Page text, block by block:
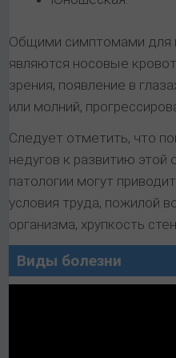
Общими симптомами для
являются носовые
зрения, появление в
или молний,
Следует отметить, что
недугов к развитию этой
патологии могут
условия труда, пожилой
организма, хрупкость
Виды болезни